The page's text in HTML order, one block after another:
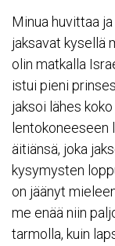
Minua huvittaa
jaksavat kysellä
olin matkalla
istui pieni
jaksoi lähes
lentokoneeseen
äitiänsä, joka
kysymysten
on jäänyt
me enää niin
tarmolla, kuin